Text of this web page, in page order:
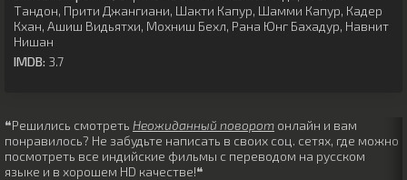
Тандон, Прити Джангиани, Шакти Капур, Шамми Капур, Кадер
Кхан, Ашиш Видьятхи, Мохниш Бехл, Рана Юнг Бахадур, Навнит
Нишан
IMDB: 3.7
❝Решились смотреть Неожиданный поворот онлайн и вам
понравилось? Не забудьте написать в своих соц. сетях, где можно
посмотреть все индийские фильмы с переводом на русском
языке и в хорошем HD качестве!❝